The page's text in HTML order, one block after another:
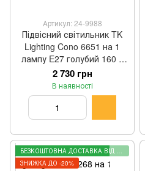
Артикул: 24-9988
Підвісний світильник TK
Lighting Cono 6651 на 1
лампу E27 голубий 160 ×
25 см
2 730 грн
В наявності
БЕЗКОШТОВНА ДОСТАВКА ВІД 2000 ГРН
ЗНИЖКА ДО -20%